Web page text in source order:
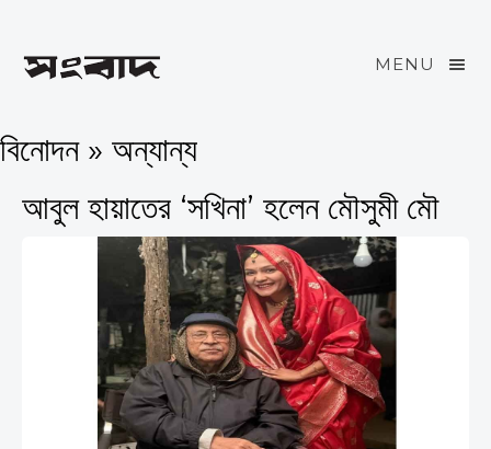
MENU
বিনোদন » অন্যান্য
আবুল হায়াতের ‘সখিনা’ হলেন মৌসুমী মৌ